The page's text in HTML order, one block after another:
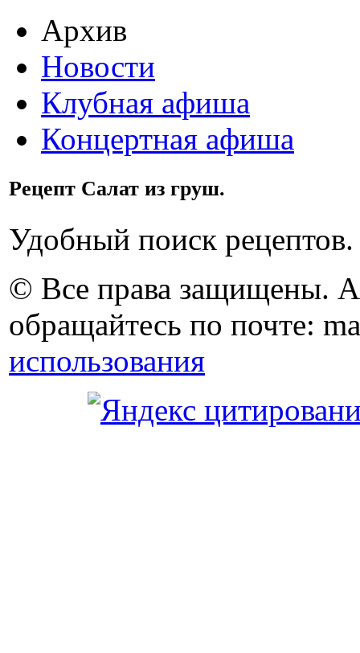
Архив
Новости
Клубная афиша
Концертная афиша
Рецепт Салат из груш.
Удобный поиск рецептов.
© Все права защищены.
обращайтесь по почте:
использования